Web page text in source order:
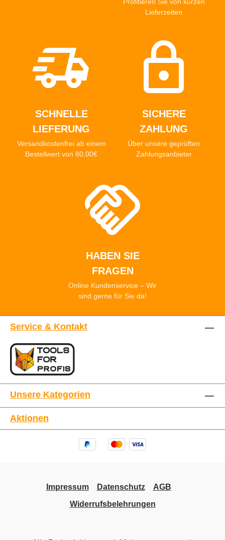
Profitieren Sie von kurzen
Lieferzeiten
SCHNELLE
LIEFERUNG
Versandkostenfrei ab einem
Bestellwert von 80,00€
SICHERE
ZAHLUNG
Über unsere geprüften
Zahlungsanbieter
HABEN SIE
FRAGEN
Online Kundenservice – Wir
sind gerne für Sie da!
Service & Kontakt
Unsere Kategorien
Aktionen
Impressum Datenschutz
AGB
Widerrufsbelehrungen